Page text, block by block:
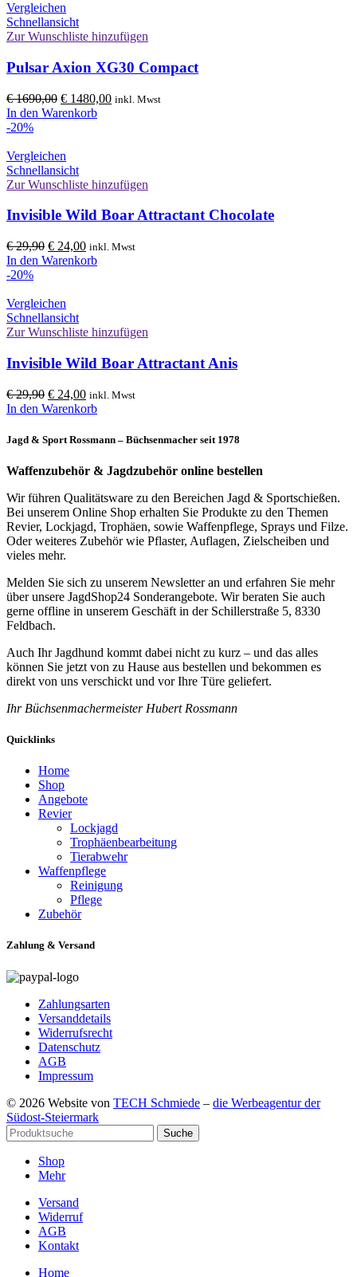
Vergleichen
Schnellansicht
Zur Wunschliste hinzufügen
Pulsar Axion XG30 Compact
€1690,00 Ursprünglicher
Preis
€ 1480,00Aktueller
inkl. Mwst
In den Warenkorb
-20%
Vergleichen
Schnellansicht
Zur Wunschliste hinzufügen
Invisible Wild Boar Attractant Chocolate
€29,90 Ursprünglicher
Preis
€ 24,00Aktueller
Preis
inkl. Mwst
In den Warenkorb
-20%
Vergleichen
Schnellansicht
Zur Wunschliste hinzufügen
Invisible Wild Boar Attractant Anis
€29,90 Ursprünglicher
Preis
€ 29,90
€ 24,00Aktueller
Preis
€ 24,00.
inkl. Mwst
In den Warenkorb
Jagd & Sport Rossmann – Büchsenmacher seit 1978
Waffenzubehör & Jagdzubehör online bestellen
Wir führen Qualitätsware zu den Bereichen Jagd & Sportschießen.
Bei unserem Online Shop erhalten Sie Produkte zu den Themen
Revier, Lockjagd, Trophäen, sowie Waffenpflege, Sprays und Filze.
Oder weiteres Zubehör wie Pflaster, Auflagen, Zielscheiben und
vieles mehr.
Melden Sie sich zu unserem Newsletter an und erfahren Sie mehr
über unsere JagdShop24 Sonderangebote. Wir beraten Sie auch
gerne offline in unserem Geschäft in der Schillerstraße 5, 8330
Feldbach.
Auch Ihr Jagdhund kommt dabei nicht zu kurz – und das alles
können Sie jetzt von zu Hause aus bestellen und bekommen es
direkt von uns verschickt und vor Ihre Türe geliefert.
Ihr Büchsenmachermeister Hubert Rossmann
Quicklinks
Home
Shop
Angebote
Revier
Lockjagd
Trophäenbearbeitung
Tierabwehr
Waffenpflege
Reinigung
Pflege
Zubehör
Zahlung & Versand
Zahlungsarten
Versanddetails
Widerrufsrecht
Datenschutz
AGB
Impressum
© 2026 Website von TECH Schmiede – die Werbeagentur der
Südost-Steiermark
Suche
Shop
Mehr
Versand
Widerruf
AGB
Kontakt
Home